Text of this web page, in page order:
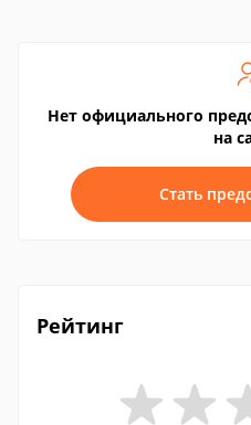
Нет официального
на
Стать
Рейтинг